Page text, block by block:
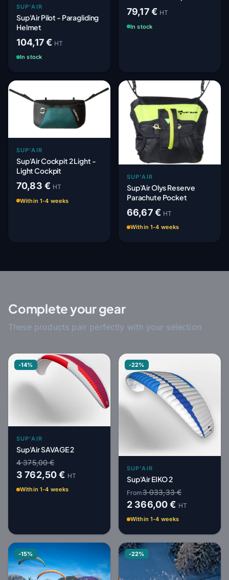
SUP'AIR
Sup'Air Pilot - Paragliding
Helmet
104,17 € HT
In stock
Universal Cockpit
79,17 € HT
In stock
SUP'AIR
Sup'Air Cockpit 2 Light -
Light Cockpit
70,83 € HT
Within 1-4 weeks
SUP'AIR
Sup'Air Olys Reserve
Parachute Pocket
66,67 € HT
Within 1-4 weeks
Complete your gear
These products pair perfectly with your selection
-14%
SUP'AIR
Sup'Air SAVAGE 2
4 375,00 €
3 762,50 € HT
Within 1-4 weeks
-22%
SUP'AIR
Sup'Air EIKO 2
From3 033,33 €
2 366,00 € HT
Within 1-4 weeks
-15% -22%